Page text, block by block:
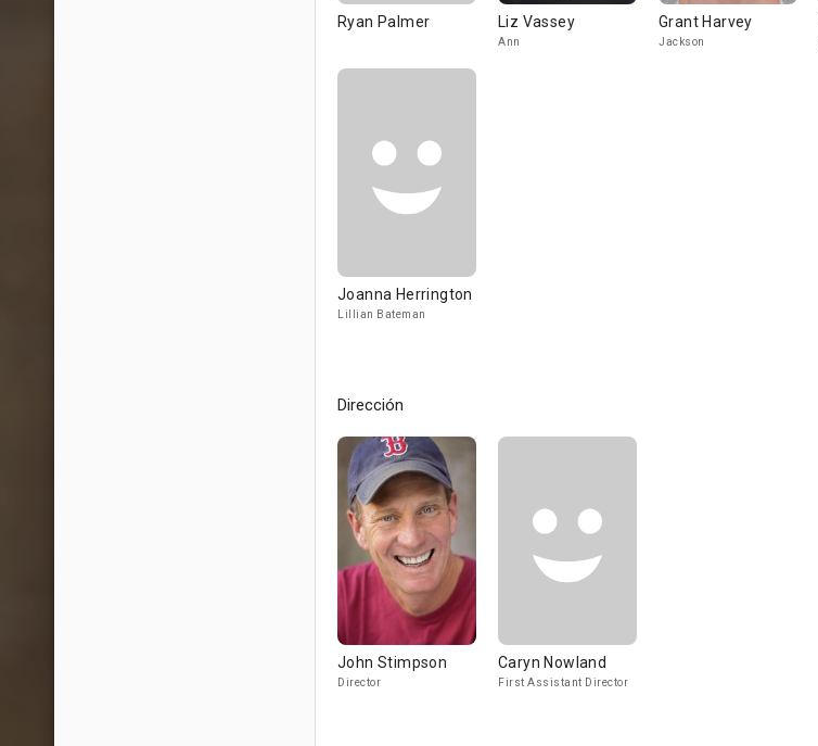
Ryan Palmer Liz Vassey
Ann
Grant Harvey
Jackson
Joanna Herrington
Lillian Bateman
Dirección
John Stimpson
Director
Caryn Nowland
First Assistant Director